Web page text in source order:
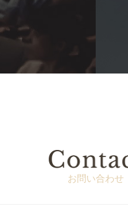
お問い合わせ